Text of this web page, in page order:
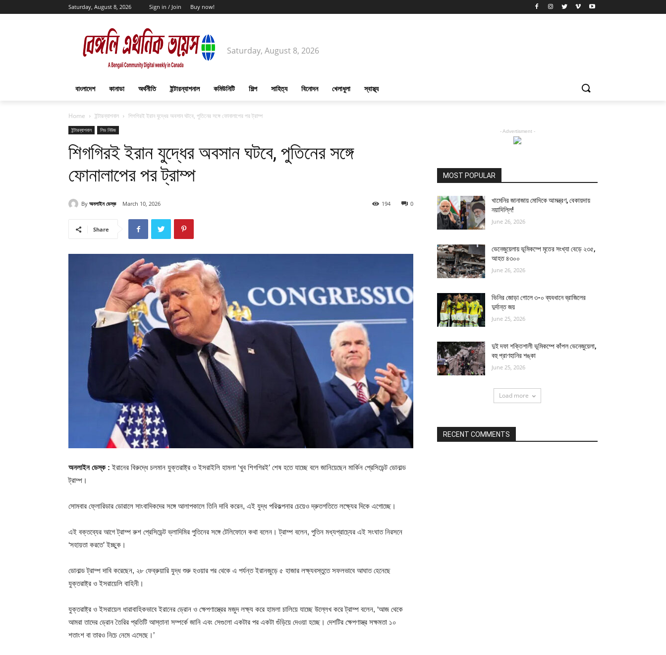
Saturday, August 8, 2026 Sign in / Join Buy now!
Saturday, August 8, 2026
বাংলাদেশ কানাডা অর্থনীতি ইন্টারন্যাশনাল কমিউনিটি শিল্প সাহিত্য বিনোদন খেলাধুলা স্বাস্থ্য
Home ইন্টারন্যাশনাল শিগগিরই ইরান যুদ্ধের অবসান ঘটবে, পুতিনের সঙ্গে ফোনালাপের পর ট্রাম্প
ইন্টারন্যাশনাল লিড নিউজ
শিগগিরই ইরান যুদ্ধের অবসান ঘটবে, পুতিনের সঙ্গে
ফোনালাপের পর ট্রাম্প
By অনলাইন ডেস্ক March 10, 2026 0
194
Share
অনলাইন ডেস্ক : ইরানের বিরুদ্ধে চলমান যুক্তরাষ্ট্র ও ইসরাইলি হামলা ‘খুব শিগগিরই’ শেষ হতে যাচ্ছে বলে জানিয়েছেন মার্কিন প্রেসিডেন্ট ডোনাল্ড
ট্রাম্প।
সোমবার ফ্লোরিডার ডোরালে সাংবাদিকদের সঙ্গে আলাপকালে তিনি দাবি করেন, এই যুদ্ধ পরিকল্পনার চেয়েও দ্রুতগতিতে লক্ষ্যের দিকে এগোচ্ছে।
এই বক্তব্যের আগে ট্রাম্প রুশ প্রেসিডেন্ট ভ্লাদিমির পুতিনের সঙ্গে টেলিফোনে কথা বলেন। ট্রাম্প বলেন, পুতিন মধ্যপ্রাচ্যের এই সংঘাত নিরসনে
‘সহায়তা করতে’ ইচ্ছুক।
ডোনাল্ড ট্রাম্প দাবি করেছেন, ২৮ ফেব্রুয়ারি যুদ্ধ শুরু হওয়ার পর থেকে এ পর্যন্ত ইরানজুড়ে ৫ হাজার লক্ষ্যবস্তুতে সফলভাবে আঘাত হেনেছে
যুক্তরাষ্ট্র ও ইসরায়েলি বাহিনী।
যুক্তরাষ্ট্র ও ইসরায়েল ধারাবাহিকভাবে ইরানের ড্রোন ও ক্ষেপণাস্ত্রের মজুদ লক্ষ্য করে হামলা চালিয়ে যাচ্ছে উল্লেখ করে ট্রাম্প বলেন, ‘আজ থেকে
আমরা তাদের ড্রোন তৈরির প্রতিটি আস্তানা সম্পর্কে জানি এবং সেগুলো একটার পর একটা গুঁড়িয়ে দেওয়া হচ্ছে। দেশটির ক্ষেপণাস্ত্র সক্ষমতা ১০
শতাংশ বা তারও নিচে নেমে এসেছে।’
- Advertisment -
MOST POPULAR
খামেনির জানাজায় মোদিকে আমন্ত্রণ, বেকায়দায়
নয়াদিল্লি!
June 26, 2026
ভেনেজুয়েলায় ভূমিকম্পে মৃতের সংখ্যা বেড়ে ২৩৫,
আহত ৪৩০০
June 26, 2026
ভিনির জোড়া গোলে ৩-০ ব্যবধানে ব্রাজিলের
দুর্দান্ত জয়
June 25, 2026
দুই দফা শক্তিশালী ভূমিকম্পে কাঁপল ভেনেজুয়েলা,
বহু প্রাণহানির শঙ্কা
June 25, 2026
Load more
RECENT COMMENTS